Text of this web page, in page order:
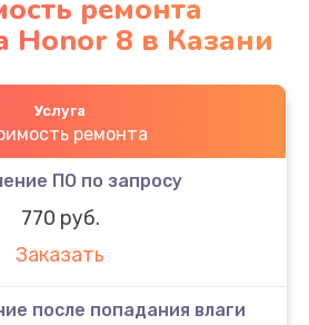
ремонта
Honor 8 в Казани
Услуга
ремонта
ПО по запросу
770 руб.
Заказать
после попадания влаги